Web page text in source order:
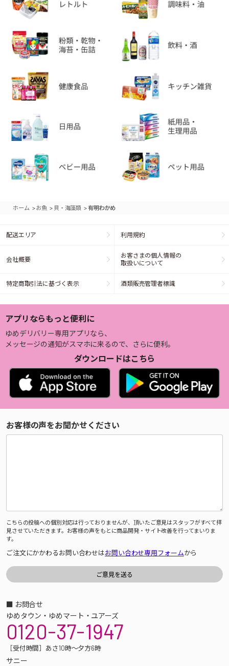
ホーム >お魚 > 貝・海藻類 > 有明わかめ
配送エリア 利用規約
会社概要
お客さまの個人情報の
取扱いについて
特定商取引法に基づく表示 酒類販売管理者標識
アプリならもっと便利に
ゆめデリバリー専用アプリなら、
メッセージの通知がスマホに来るので、さらに便利。
ダウンロードはこちら
お客様の声をお聞かせください
こちらの投稿への個別対応は行っておりませんが、頂いたご意見はスタッフがすべて拝
見させていただきます。お客様の声をもとに商品開発・サイト改善を行ってまいりま
す。
ご注文にかかわるお問い合わせはお問い合わせ専用フォームから
■ お問合せ
ゆめタウン・ゆめマート・ユアーズ
0120-37-1947
［受付時間］あさ10時～夕方6時
サニー